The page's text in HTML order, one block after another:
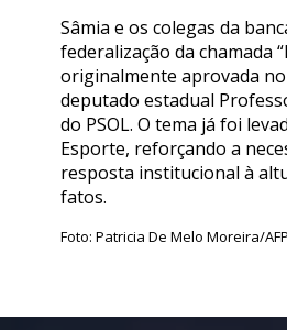
Sâmia e os colegas da
federalização da chamada
originalmente aprovada
deputado estadual
do PSOL. O tema já foi
Esporte, reforçando a
resposta institucional à
fatos.
Foto: Patricia De Melo Moreira/AFP